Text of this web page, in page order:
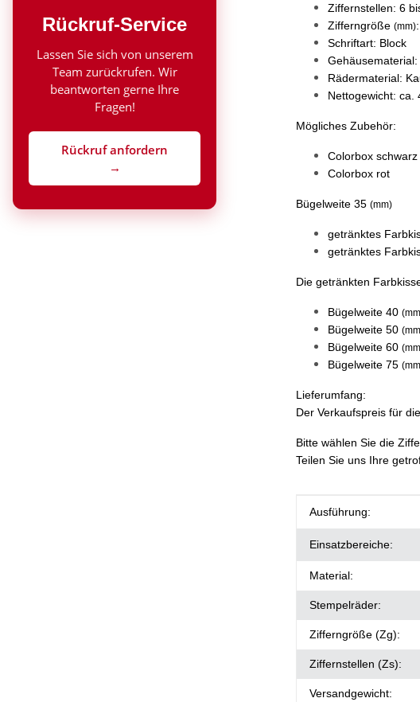
Ziffernstellen: 6
Zifferngröße (mm)
Schriftart: Block
Rädermaterial:
Nettogewicht: ca.
Mögliches Zubehör:
Colorbox schwarz
Colorbox rot
Bügelweite 35 (mm)
getränktes
getränktes
Die getränkten
Bügelweite 40
Bügelweite 50
Bügelweite 60
Bügelweite 75
Lieferumfang:
Der Verkaufspreis für
Bitte wählen Sie die
Teilen Sie uns Ihre
Produkteigenschaft
Wert
Ausführung:
Einsatzbereiche:
Material:
Stempelräder:
Zifferngröße (Zg):
Ziffernstellen (Zs):
Versandgewicht:
Rückruf-Service
Lassen Sie sich von unserem
Team zurückrufen. Wir
beantworten gerne Ihre
Fragen!
Rückruf anfordern
→